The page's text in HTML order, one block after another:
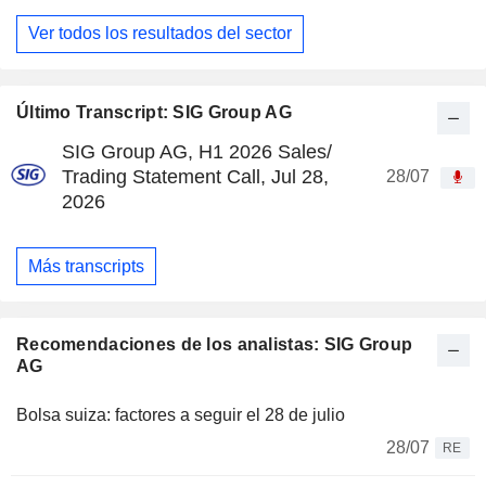
Último Transcript: SIG Group AG
SIG Group AG, H1 2026 Sales/
Trading Statement Call, Jul 28,
2026
28/07
Más transcripts
Recomendaciones de los analistas: SIG Group
AG
Bolsa suiza: factores a seguir el 28 de julio
28/07
RE
Ver todos los resultados del sector